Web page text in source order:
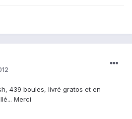
439 boules, livré gratos et en
Merci